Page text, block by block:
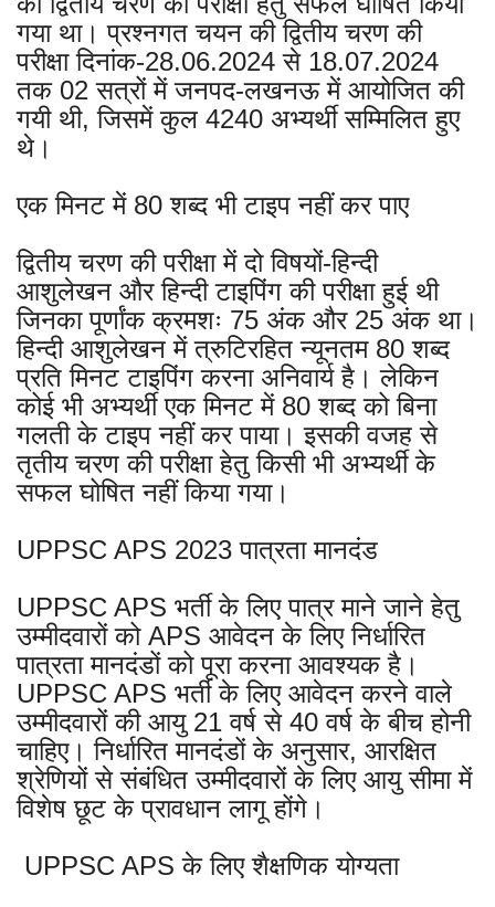
गया था। प्रश्नगत चयन की द्वितीय चरण की
परीक्षा दिनांक-28.06.2024 से 18.07.2024
तक 02 सत्रों में जनपद-लखनऊ में आयोजित की
गयी थी, जिसमें कुल 4240 अभ्यर्थी सम्मिलित हुए
थे।
एक मिनट में 80 शब्द भी टाइप नहीं कर पाए
द्वितीय चरण की परीक्षा में दो विषयों-हिन्दी
आशुलेखन और हिन्दी टाइपिंग की परीक्षा हुई थी
जिनका पूर्णांक क्रमशः 75 अंक और 25 अंक था।
हिन्दी आशुलेखन में त्रुटिरहित न्यूनतम 80 शब्द
प्रति मिनट टाइपिंग करना अनिवार्य है। लेकिन
कोई भी अभ्यर्थी एक मिनट में 80 शब्द को बिना
गलती के टाइप नहीं कर पाया। इसकी वजह से
तृतीय चरण की परीक्षा हेतु किसी भी अभ्यर्थी के
सफल घोषित नहीं किया गया।
UPPSC APS 2023 पात्रता मानदंड
UPPSC APS भर्ती के लिए पात्र माने जाने हेतु
उम्मीदवारों को APS आवेदन के लिए निर्धारित
पात्रता मानदंडों को पूरा करना आवश्यक है।
UPPSC APS भर्ती के लिए आवेदन करने वाले
उम्मीदवारों की आयु 21 वर्ष से 40 वर्ष के बीच होनी
चाहिए। निर्धारित मानदंडों के अनुसार, आरक्षित
श्रेणियों से संबंधित उम्मीदवारों के लिए आयु सीमा में
विशेष छूट के प्रावधान लागू होंगे।
UPPSC APS के लिए शैक्षणिक योग्यता